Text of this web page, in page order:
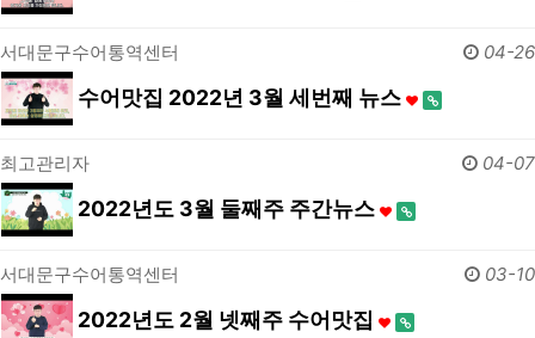
서대문구수어통역센터 04-26
수어맛집 2022년 3월 세번째 뉴스
최고관리자 04-07
2022년도 3월 둘째주 주간뉴스
서대문구수어통역센터 03-10
2022년도 2월 넷째주 수어맛집